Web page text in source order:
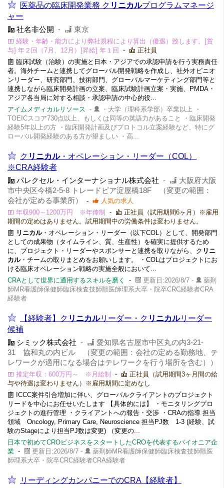
医薬品の臨床開発業務 ク リニカルプログラムマネージ
ャー
社名非公開 - 東京
経験・年齢・能力により弊社規程により算出（優遇）致します。[賞
与] 年２回（7月、12月）[昇給] 年１回
-
正社員
臨床試験（治験）の実施と日本・アジアでの承認申請を行う実務責任
者。海外チームと連携してグローバル開発戦略を作成し、社外オピニオ
ンリーダー、研究部門、技術部門、グローバルマーケティング部門等と
連携しながら臨床開発計画の立案、臨床試験計画立案・実施、PMDA・
アジア各当局に対する相談・承認申請の中心的役...
アイムメディカルリソース
-
・大学（理科系学部）卒業以上 ・
TOEICスコア730点以上、もしくは同等の英語力があること ・臨床開発
経験5年以上の方 ・臨床開発計画及びプロトコル立案経験など、特にグ
ローバル開発経験のある方が望ましい ・高...
ク リニカル・オペレーション・リーダー（COL）
※CRA経験者
パレクセル・インターナショナル株式会社 -
大阪府大阪
市中央区今橋2-5-8 トレードピア淀屋橋18F （変更の範囲：
会社が定める事業所）
-
人気の求人
年収900～1200万円 ※年俸制
-
正社員（試用期間6ヶ月）※雇用
期間の定めはありません。試用期間中の労働条件は変わりません。
リニカル・オペレーション・リーダー（以下COL）として、開発部門
としての成果物（タイムライン、質、生産性）を確実に提供するため
に、プロジェクト・リーダーやスポンサーと連携を取りながら、ク リニ
カル・チームの取りまとめをお願いします。 ・COLはプロジェクトにお
ける臨床オペレーション戦略の実施全般において...
CRAとして世界に通用するスキルを磨く
- 更新日:2026/8/7 -
薬剤
師MR看護師保健師臨床検査技師獣医師理系大卒・院卒CRC経験者CRA
経験者
【経験者】ク リニカルリーダー・ク リニカルリーダー
候補
シミック株式会社 -
愛知県名古屋市中区丸の内3-21-
31 協和丸の内ビル （変更の範囲：会社の定める勤務地、テ
レワークが適用になる場合はテレワークを行う場所を含む））
推定年収：600万円～ ※月給制 -
正社員（試用期間3ヶ月間の給
与や待遇は変わりません）※雇用期間に定めなし
ICCC案件引合増加に伴い、グローバルクライアントのプロジェクト
リードを中心にお任せいたします 【具体的には】 ・モニタリングプロ
ジェクトの進行管理 ・クライアントへの報告・交渉 ・CRAの指導 担当
領域 Oncology, Primary Care, Neuroscience 担当PJ数 1-3 (経験、試
験のStageにより担当PJ数は変更) （変更の...
日本で初めてCROビジネスをスタートしたCROを代表するパイオニア企
業 - 更新日:2026/8/7 -
薬剤師MR看護師保健師臨床検査技師獣医
師理系大卒・院卒CRC経験者CRA経験者
リーディングカンパニーでのCRA【経験者】